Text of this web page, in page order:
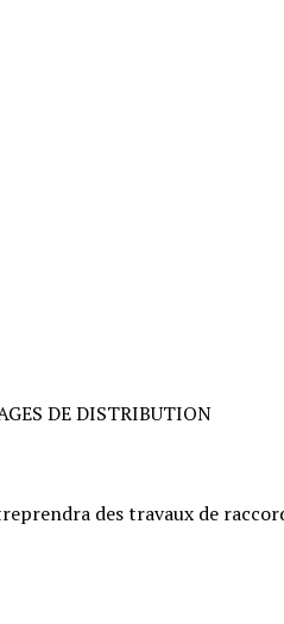
DE DISTRIBUTION
des travaux de